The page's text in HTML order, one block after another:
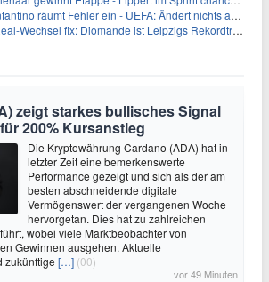
räumt Fehler ein - UEFA: Ändert nichts an Boykott
Wechsel fix: Diomande ist Leipzigs Rekordtransfer
zeigt starkes bullisches Signal
200% Kursanstieg
Die Kryptowährung Cardano (ADA) hat in
letzter Zeit eine bemerkenswerte
Performance gezeigt und sich als der am
besten abschneidende digitale
Vermögenswert der vergangenen Woche
hervorgetan. Dies hat zu zahlreichen
wobei viele Marktbeobachter von
Gewinnen ausgehen. Aktuelle
zukünftige […] (00)
vor 49 Minuten